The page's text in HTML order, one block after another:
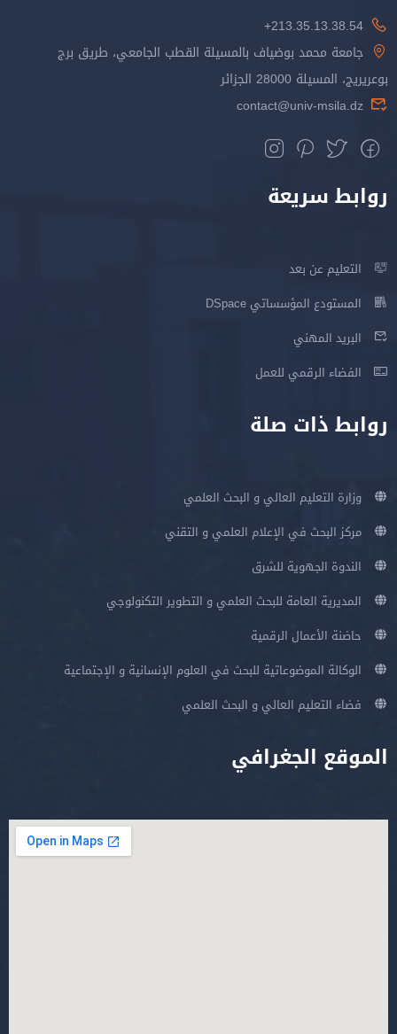
213.35.13.38.54+
جامعة محمد بوضياف بالمسيلة القطب الجامعي، طريق برج
بوعريريج، المسيلة 28000 الجزائر
contact@univ-msila.dz
روابط سريعة
التعليم عن بعد
المستودع المؤسساتي DSpace
البريد المهني
الفضاء الرقمي للعمل
روابط ذات صلة
وزارة التعليم العالي و البحث العلمي
مركز البحث في الإعلام العلمي و التقني
الندوة الجهوية للشرق
المديرية العامة للبحث العلمي و التطوير التكنولوجي
حاضنة الأعمال الرقمية
الوكالة الموضوعاتية للبحث في العلوم الإنسانية و الإجتماعية
فضاء التعليم العالي و البحث العلمي
الموقع الجغرافي